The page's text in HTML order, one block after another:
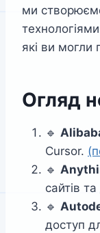
ми
які ви могли
Огляд
🔹
Cursor.
🔹
сайтів
🔹
доступ